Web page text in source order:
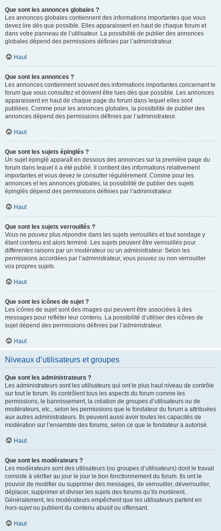
Que sont les annonces globales ?
Les annonces globales contiennent des informations importantes que vous
devez lire dès que possible. Elles apparaissent en haut de chaque forum et
dans votre panneau de l’utilisateur. La possibilité de publier des annonces
globales dépend des permissions définies par l’administrateur.
Haut
Que sont les annonces ?
Les annonces contiennent souvent des informations importantes concernant le
forum que vous consultez et doivent être lues dès que possible. Les annonces
apparaissent en haut de chaque page du forum dans lequel elles sont
publiées. Comme pour les annonces globales, la possibilité de publier des
annonces dépend des permissions définies par l’administrateur.
Haut
Que sont les sujets épinglés ?
Un sujet épinglé apparaît en dessous des annonces sur la première page du
forum dans lequel il a été publié. il contient des informations relativement
importantes et vous devez le consulter régulièrement. Comme pour les
annonces et les annonces globales, la possibilité de publier des sujets
épinglés dépend des permissions définies par l’administrateur.
Haut
Que sont les sujets verrouillés ?
Vous ne pouvez plus répondre dans les sujets verrouillés et tout sondage y
étant contenu est alors terminé. Les sujets peuvent être verrouillés pour
différentes raisons par un modérateur ou un administrateur. Selon les
permissions accordées par l’administrateur, vous pouvez ou non verrouiller
vos propres sujets.
Haut
Que sont les icônes de sujet ?
Les icônes de sujet sont des images qui peuvent être associées à des
messages pour refléter leur contenu. La possibilité d’utiliser des icônes de
sujet dépend des permissions définies par l’administrateur.
Haut
Niveaux d’utilisateurs et groupes
Que sont les administrateurs ?
Les administrateurs sont les utilisateurs qui ont le plus haut niveau de contrôle
sur tout le forum. Ils contrôlent tous les aspects du forum comme les
permissions, le bannissement, la création de groupes d’utilisateurs ou de
modérateurs, etc., selon les permissions que le fondateur du forum a attribuées
aux autres administrateurs. Ils peuvent aussi avoir toutes les capacités de
modération sur l’ensemble des forums, selon ce que le fondateur a autorisé.
Haut
Que sont les modérateurs ?
Les modérateurs sont des utilisateurs (ou groupes d’utilisateurs) dont le travail
consiste à vérifier au jour le jour le bon fonctionnement du forum. Ils ont le
pouvoir de modifier ou supprimer des messages, de verrouiller, déverrouiller,
déplacer, supprimer et diviser les sujets des forums qu’ils modèrent.
Généralement, les modérateurs empêchent que les utilisateurs partent en
hors-sujetou publient du contenu abusif ou offensant.
Haut